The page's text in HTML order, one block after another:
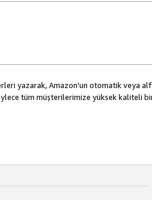
yazarak, Amazon'un otomatik veya
tüm müşterilerimize yüksek kaliteli